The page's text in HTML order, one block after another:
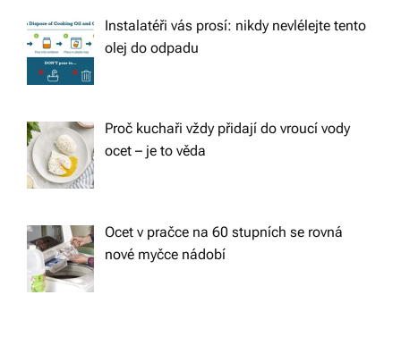
Instalatéři vás prosí: nikdy nevlélejte tento
olej do odpadu
Proč kuchaři vždy přidají do vroucí vody
ocet – je to věda
Ocet v pračce na 60 stupních se rovná
nové myčce nádobí